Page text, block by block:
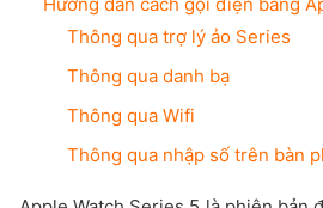
Thông qua trợ lý ảo Series
Thông qua danh bạ
Thông qua Wifi
Thông qua nhập số trên bàn